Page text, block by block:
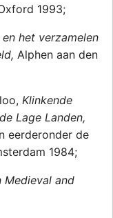
1993;
het verzamelen
Alphen aan den
Klinkende
Lage Landen,
eerderonder de
1984;
Medieval and